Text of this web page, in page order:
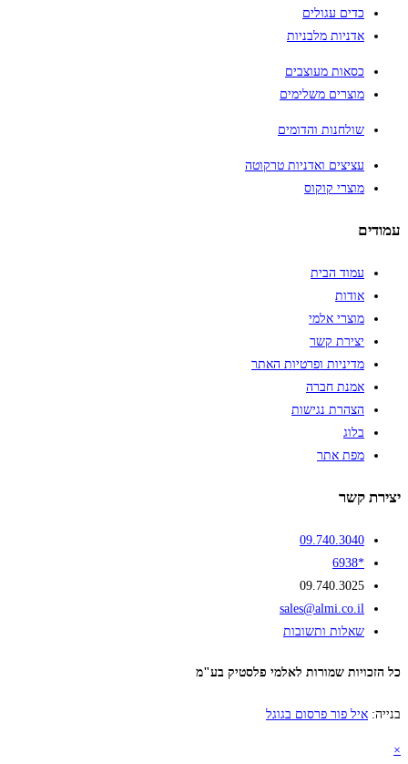
כדים עגולים
אדניות מלבניות
כסאות מעוצבים
מוצרים משלימים
שולחנות והדומים
עציצים ואדניות טרקוטה
מוצרי קוקוס
עמודים
עמוד הבית
אודות
מוצרי אלמי
יצירת קשר
מדיניות ופרטיות האתר
אמנת חברה
הצהרת נגישות
בלוג
מפת אתר
יצירת קשר
09.740.3040
*6938
09.740.3025
sales@almi.co.il
שאלות ותשובות
כל הזכויות שמורות לאלמי פלסטיק בע"מ
בנייה: איל פור פרסום בגוגל
×